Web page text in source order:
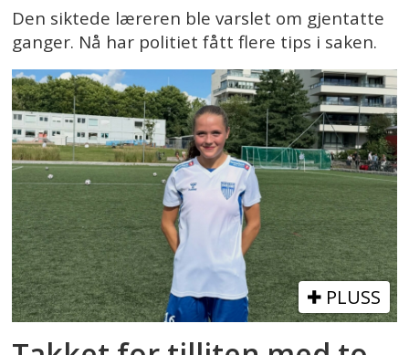
Den siktede læreren ble varslet om gjentatte
ganger. Nå har politiet fått flere tips i saken.
PLUSS